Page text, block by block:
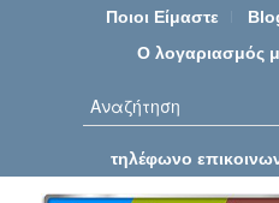
Ποιοι Είμαστε
Ο λογαριασμός
τηλέφωνο